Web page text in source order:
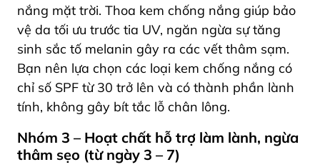
nắng mặt trời. Thoa kem chống nắng giúp bảo
vệ da tối ưu trước tia UV, ngăn ngừa sự tăng
sinh sắc tố melanin gây ra các vết thâm sạm.
Bạn nên lựa chọn các loại kem chống nắng có
chỉ số SPF từ 30 trở lên và có thành phần lành
tính, không gây bít tắc lỗ chân lông.
Nhóm 3 – Hoạt chất hỗ trợ làm lành, ngừa
thâm sẹo (từ ngày 3 – 7)